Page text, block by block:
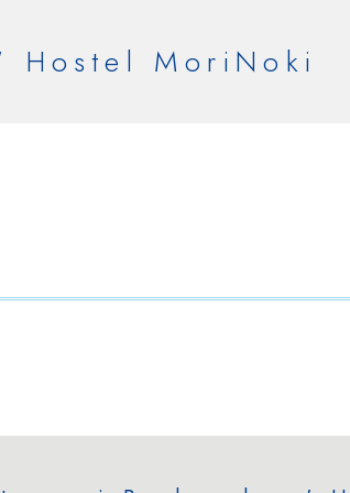
Hostel MoriNoki